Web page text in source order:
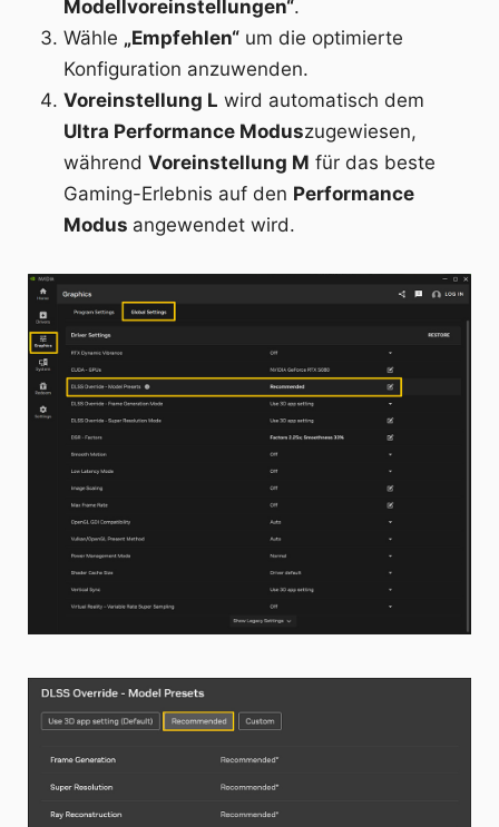
Modellvoreinstellungen“.
Wähle „Empfehlen“ um die optimierte
Konfiguration anzuwenden.
Voreinstellung L wird automatisch dem
Ultra Performance Moduszugewiesen,
währendVoreinstellung M für das beste
Gaming-Erlebnis auf den Performance
Modus angewendet wird.